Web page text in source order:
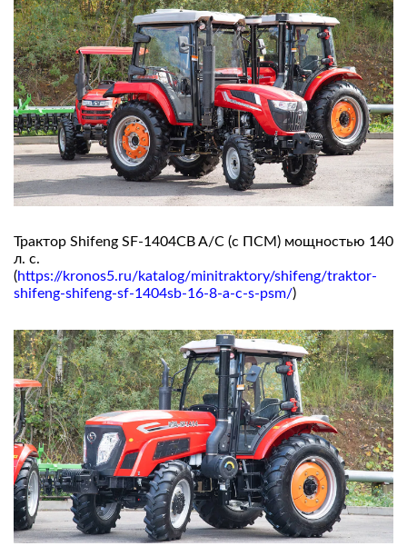
Трактор Shifeng SF-1404СB A/C (с ПСМ) мощностью 140
л. с.
(https://kronos5.ru/katalog/minitraktory/shifeng/traktor-
shifeng-shifeng-sf-1404sb-16-8-a-c-s-psm/)